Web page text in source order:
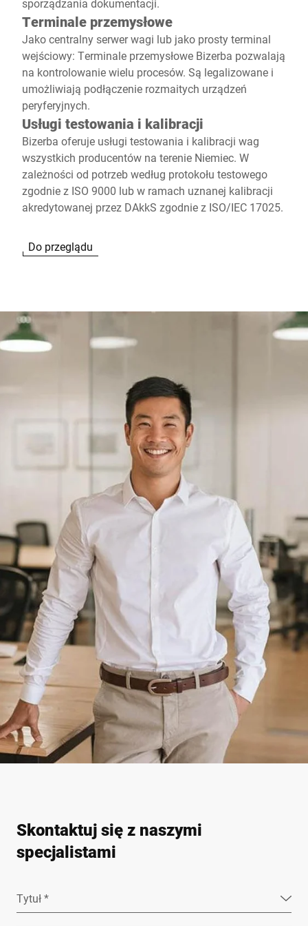
sporządzania dokumentacji.
Terminale przemysłowe
Jako centralny serwer wagi lub jako prosty terminal
wejściowy: Terminale przemysłowe Bizerba pozwalają
na kontrolowanie wielu procesów. Są legalizowane i
umożliwiają podłączenie rozmaitych urządzeń
peryferyjnych.
Usługi testowania i kalibracji
Bizerba oferuje usługi testowania i kalibracji wag
wszystkich producentów na terenie Niemiec. W
zależności od potrzeb według protokołu testowego
zgodnie z ISO 9000 lub w ramach uznanej kalibracji
akredytowanej przez DAkkS zgodnie z ISO/IEC 17025.
Do przeglądu
Skontaktuj się z naszymi
specjalistami
Tytuł *